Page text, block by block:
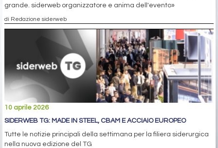
grande. siderweb organizzatore e anima dell'evento»
di Redazione siderweb
10 aprile 2026
SIDERWEB TG: MADE IN STEEL, CBAM E ACCIAIO EUROPEO
Tutte le notizie principali della settimana per la filiera siderurgica
nella nuova edizione del TG